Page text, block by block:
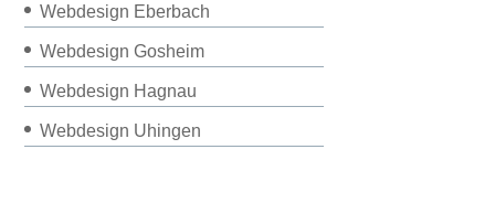
Webdesign Eberbach
Webdesign Gosheim
Webdesign Hagnau
Webdesign Uhingen